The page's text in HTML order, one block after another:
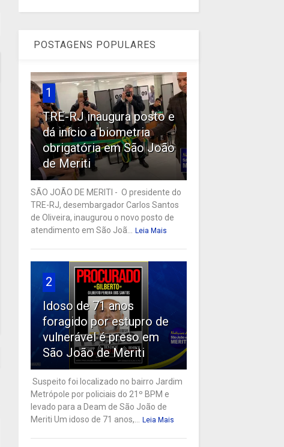
POSTAGENS POPULARES
1
TRE-RJ inaugura posto e
dá início a biometria
obrigatória em São João
de Meriti
SÃO JOÃO DE MERITI - O presidente do
TRE-RJ, desembargador Carlos Santos
de Oliveira, inaugurou o novo posto de
atendimento em São Joã...
Leia Mais
2
Idoso de 71 anos
foragido por estupro de
vulnerável é preso em
São João de Meriti
Suspeito foi localizado no bairro Jardim
Metrópole por policiais do 21º BPM e
levado para a Deam de São João de
Meriti Um idoso de 71 anos,...
Leia Mais